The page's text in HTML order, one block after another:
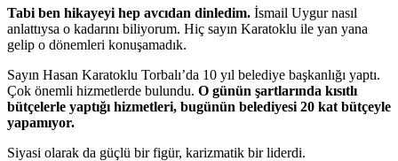
Tabi ben hikayeyi hep avcıdan dinledim. İsmail Uygur nasıl
anlattıysa o kadarını biliyorum. Hiç sayın Karatoklu ile yan yana
gelip o dönemleri konuşamadık.
Sayın Hasan Karatoklu Torbalı’da 10 yıl belediye başkanlığı yaptı.
Çok önemli hizmetlerde bulundu. O günün şartlarında kısıtlı
bütçelerle yaptığı hizmetleri, bugünün belediyesi 20 kat bütçeyle
yapamıyor.
Siyasi olarak da güçlü bir figür, karizmatik bir liderdi.